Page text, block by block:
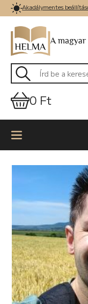
Akadálymentes
A
0 Ft